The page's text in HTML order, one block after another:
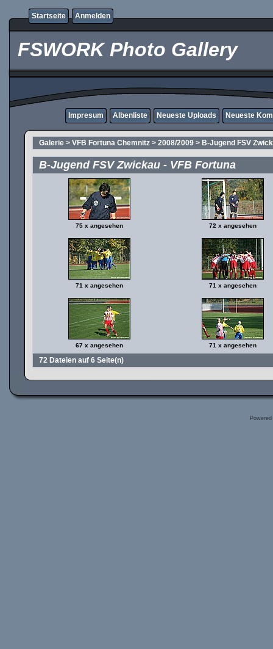
Startseite Anmelden
FSWORK Photo Gallery
Impresum Albenliste Neueste Uploads Neueste
Galerie > VFB Fortuna Chemnitz > 2008/2009 > B-Jugend FSV
B-Jugend FSV Zwickau - VFB Fortuna
75 x angesehen 72 x angesehen
71 x angesehen 71 x angesehen
67 x angesehen 71 x angesehen
72 Dateien auf 6 Seite(n)